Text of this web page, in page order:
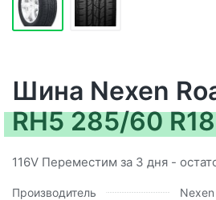
Шина Nexen
RH5 285/60
116V Переместим за 3 дня -
Производитель
Nexen